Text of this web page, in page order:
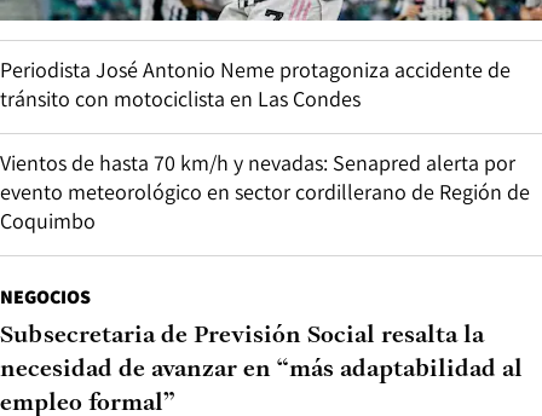
Periodista José Antonio Neme protagoniza accidente de
tránsito con motociclista en Las Condes
Vientos de hasta 70 km/h y nevadas: Senapred alerta por
evento meteorológico en sector cordillerano de Región de
Coquimbo
NEGOCIOS
Subsecretaria de Previsión Social resalta la
necesidad de avanzar en “más adaptabilidad al
empleo formal”